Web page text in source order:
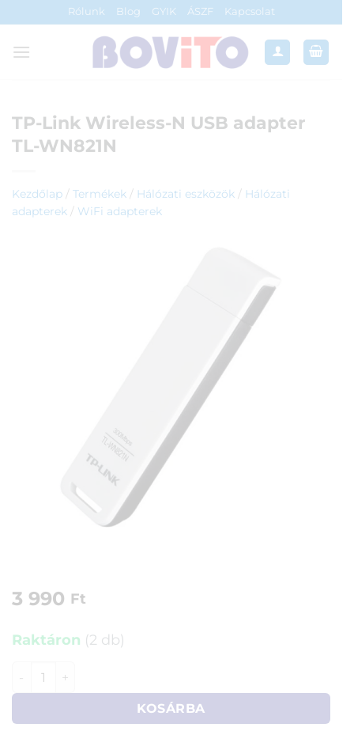
to
content
Rólunk Blog GYIK ÁSZF Kapcsolat
TP-Link Wireless-N USB adapter
TL-WN821N
Kezdőlap / Termékek / Hálózati eszközök / Hálózati
adapterek / WiFi adapterek
3 990 Ft
Raktáron (2 db)
KOSÁRBA